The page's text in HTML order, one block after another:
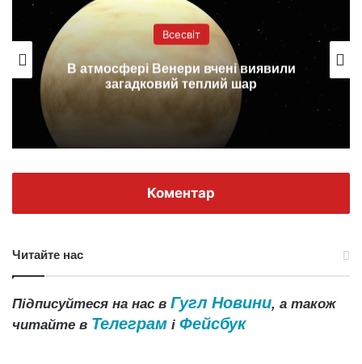
Всесвіт
В атмосфері Венери вчені виявили
загадковий теплий шар
Коментар
Читайте нас
Підписуйтеся на нас в Гугл Новини, а також
читайте в Телеграм і Фейсбук